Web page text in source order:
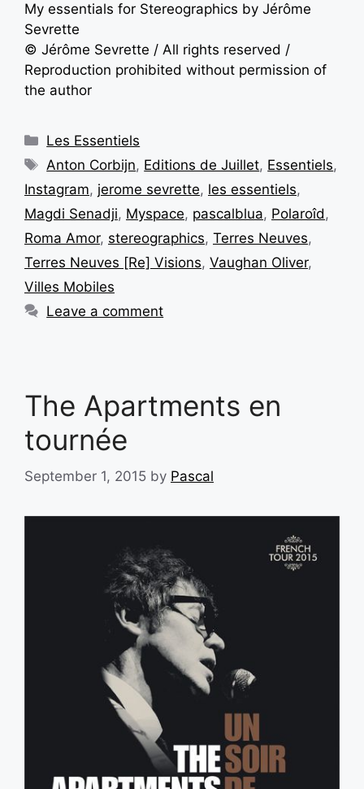
My essentials for Stereographics by Jérôme
Sevrette
© Jérôme Sevrette / All rights reserved /
Reproduction prohibited without permission of
the author
Les Essentiels
Anton Corbijn, Editions de Juillet, Essentiels,
Instagram, jerome sevrette, les essentiels,
Magdi Senadji, Myspace, pascalblua, Polaroîd,
Roma Amor, stereographics, Terres Neuves,
Terres Neuves [Re] Visions, Vaughan Oliver,
Villes Mobiles
Leave a comment
The Apartments en
tournée
September 1, 2015 by Pascal